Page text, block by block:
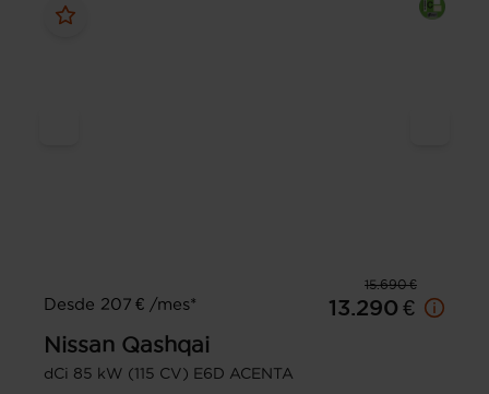
15.690 €
Desde 207 € /mes*
13.290 €
Nissan Qashqai
dCi 85 kW (115 CV) E6D ACENTA